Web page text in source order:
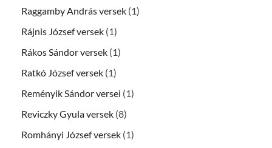
Raggamby András versek (1)
Rájnis József versek (1)
Rákos Sándor versek (1)
Ratkó József versek (1)
Reményik Sándor versei (1)
Reviczky Gyula versek (8)
Romhányi József versek (1)